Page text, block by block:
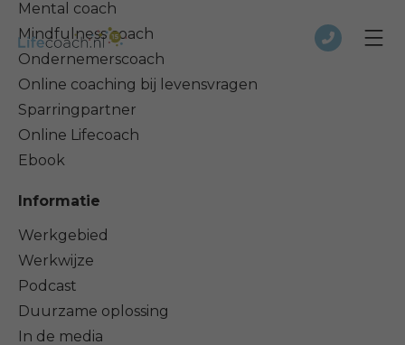
Mental coach
Mindfulness coach
Ondernemerscoach
Online coaching bij levensvragen
Sparringpartner
Online Lifecoach
Ebook
Informatie
Werkgebied
Werkwijze
Podcast
Duurzame oplossing
In de media